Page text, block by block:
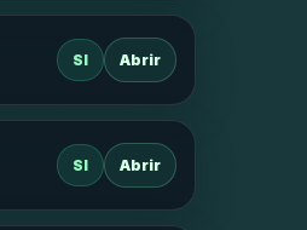
SI Abrir
SI Abrir